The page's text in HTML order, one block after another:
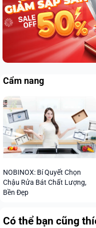
Cẩm nang
NOBINOX: Bí Quyết Chọn
Chậu Rửa Bát Chất Lượng,
Bền Đẹp
Có thể bạn cũng